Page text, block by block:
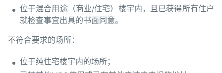
位于混合用途（商业/住宅）楼宇内，且已获得所有住户
就检查事宜出具的书面同意。
不符合要求的场所：
位于纯住宅楼宇内的场所；